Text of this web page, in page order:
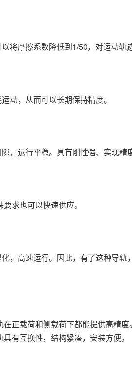
将摩擦系数降低到1/50，对运动轨
动，从而可以长期保持精度。
，运行平稳。 具有刚性强、实现精
求也可以快速供应。
，高速运行。 因此，有了这种导轨
在正载荷和侧载荷下都能提供高精度。
有互换性，结构紧凑，安装方便。